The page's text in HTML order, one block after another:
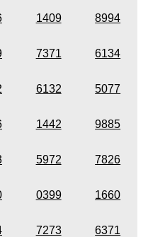
1409 8994
7371 6134
6132 5077
1442 9885
5972 7826
0399 1660
7273 6371